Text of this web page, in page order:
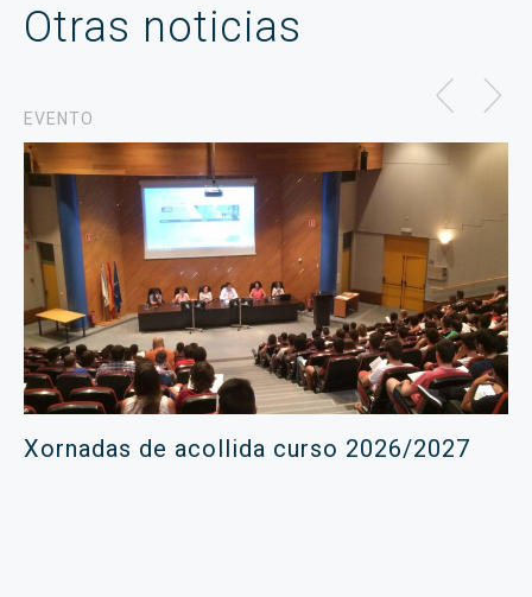
Otras noticias
EVENTO
Xornadas de acollida curso 2026/2027